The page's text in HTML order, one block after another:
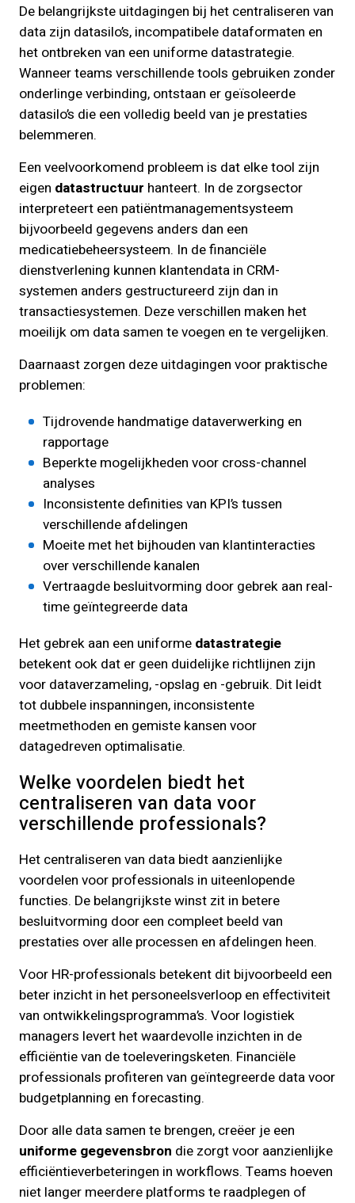
De belangrijkste uitdagingen bij het centraliseren van
data zijn datasilo’s, incompatibele dataformaten en
het ontbreken van een uniforme datastrategie.
Wanneer teams verschillende tools gebruiken zonder
onderlinge verbinding, ontstaan er geïsoleerde
datasilo’s die een volledig beeld van je prestaties
belemmeren.
Een veelvoorkomend probleem is dat elke tool zijn
eigen datastructuur hanteert. In de zorgsector
interpreteert een patiëntmanagementsysteem
bijvoorbeeld gegevens anders dan een
medicatiebeheersysteem. In de financiële
dienstverlening kunnen klantendata in CRM-
systemen anders gestructureerd zijn dan in
transactiesystemen. Deze verschillen maken het
moeilijk om data samen te voegen en te vergelijken.
Daarnaast zorgen deze uitdagingen voor praktische
problemen:
Tijdrovende handmatige dataverwerking en
rapportage
Beperkte mogelijkheden voor cross-channel
analyses
Inconsistente definities van KPI’s tussen
verschillende afdelingen
Moeite met het bijhouden van klantinteracties
over verschillende kanalen
Vertraagde besluitvorming door gebrek aan real-
time geïntegreerde data
Het gebrek aan een uniforme datastrategie
betekent ook dat er geen duidelijke richtlijnen zijn
voor dataverzameling, -opslag en -gebruik. Dit leidt
tot dubbele inspanningen, inconsistente
meetmethoden en gemiste kansen voor
datagedreven optimalisatie.
Welke voordelen biedt het
centraliseren van data voor
verschillende professionals?
Het centraliseren van data biedt aanzienlijke
voordelen voor professionals in uiteenlopende
functies. De belangrijkste winst zit in betere
besluitvorming door een compleet beeld van
prestaties over alle processen en afdelingen heen.
Voor HR-professionals betekent dit bijvoorbeeld een
beter inzicht in het personeelsverloop en effectiviteit
van ontwikkelingsprogramma’s. Voor logistiek
managers levert het waardevolle inzichten in de
efficiëntie van de toeleveringsketen. Financiële
professionals profiteren van geïntegreerde data voor
budgetplanning en forecasting.
Door alle data samen te brengen, creëer je een
uniforme gegevensbron die zorgt voor aanzienlijke
efficiëntieverbeteringen in workflows. Teams hoeven
niet langer meerdere platforms te raadplegen of